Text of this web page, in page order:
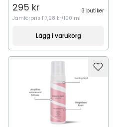
295 kr
3 butiker
Jämförpris 117,98 kr/100 ml
Lägg i varukorg